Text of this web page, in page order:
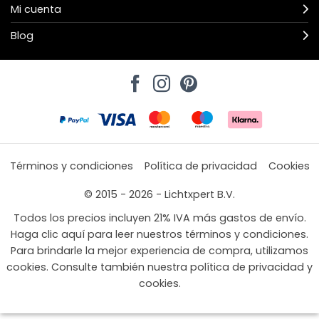
Mi cuenta
Blog
Términos y condiciones Política de privacidad
Cookies
© 2015 - 2026 - Lichtxpert B.V.
Todos los precios incluyen 21% IVA más gastos de envío.
Haga clic aquí para leer nuestros términos y condiciones.
Para brindarle la mejor experiencia de compra, utilizamos
cookies. Consulte también nuestra política de privacidad y
cookies.